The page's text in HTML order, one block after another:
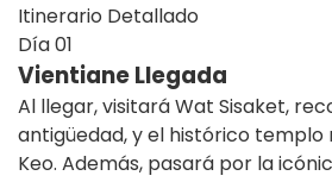
Itinerario Detallado
Día01
Vientiane Llegada
Al llegar, visitará Wat Sisaket,
antigüedad, y el histórico templo
Keo. Además, pasará por la